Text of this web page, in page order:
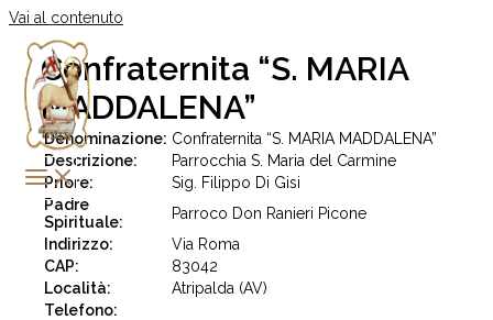
Vai al contenuto
Confraternita “S. MARIA
MADDALENA”
Denominazione: Confraternita “S. MARIA MADDALENA”
Descrizione:
Parrocchia S. Maria del Carmine
Priore:
Sig. Filippo Di Gisi
Padre
Spirituale:
Parroco Don Ranieri Picone
Indirizzo:
Via Roma
CAP:
83042
Località:
Atripalda (AV)
Telefono: